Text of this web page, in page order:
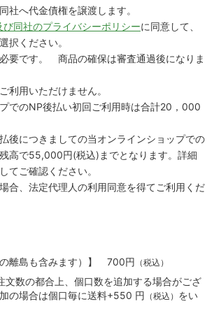
社へ代金債権を譲渡します。
同社のプライバシーポリシーに同意して、
択ください。
要です。 商品の確保は審査通過後になりま
利用いただけません。
でのNP後払い初回ご利用時は合計20，000
後につきましての当オンラインショップでの
高で55,000円(税込)までとなります。詳細
てご確認ください。
合、法定代理人の利用同意を得てご利用くだ
の離島も含みます）】 700円 （税込）
文数の都合上、個口数を追加する場合がござ
の場合は個口毎に送料+550 円 （税込） をい